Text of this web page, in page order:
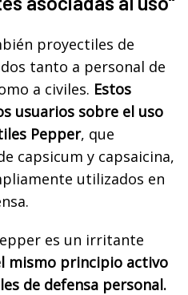
proyectiles de
tanto a personal de
a civiles. Estos
usuarios sobre el uso
Pepper, que
capsicum y capsaicina,
utilizados en
es un irritante
mismo principio activo
de defensa personal.